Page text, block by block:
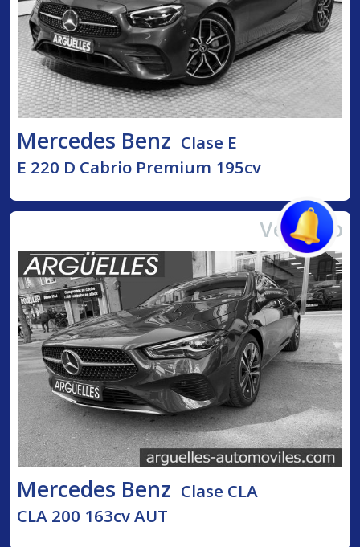
Mercedes Benz Clase E
E 220 D Cabrio Premium 195cv
Vendido
Mercedes Benz Clase CLA
CLA 200 163cv AUT